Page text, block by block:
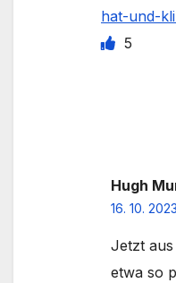
hat-und-
5
Hugh
16. 10.
Jetzt
etwa so